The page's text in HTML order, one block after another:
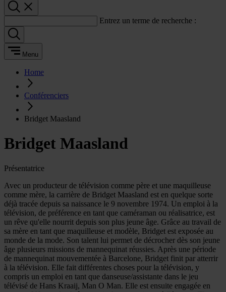
Entrez un terme de recherche :
Menu
Home
Conférenciers
Bridget Maasland
Bridget Maasland
Présentatrice
Avec un producteur de télévision comme père et une maquilleuse
comme mère, la carrière de Bridget Maasland est en quelque sorte
déjà tracée depuis sa naissance le 9 novembre 1974. Un emploi à la
télévision, de préférence en tant que caméraman ou réalisatrice, est
un rêve qu'elle nourrit depuis son plus jeune âge. Grâce au travail de
sa mère en tant que maquilleuse et modèle, Bridget est exposée au
monde de la mode. Son talent lui permet de décrocher dès son jeune
âge plusieurs missions de mannequinat réussies. Après une période
de mannequinat mouvementée à Barcelone, Bridget finit par atterrir
à la télévision. Elle fait différentes choses pour la télévision, y
compris un emploi en tant que danseuse/assistante dans le jeu
télévisé de Hans Kraaij, Man O Man. Elle est ensuite engagée en